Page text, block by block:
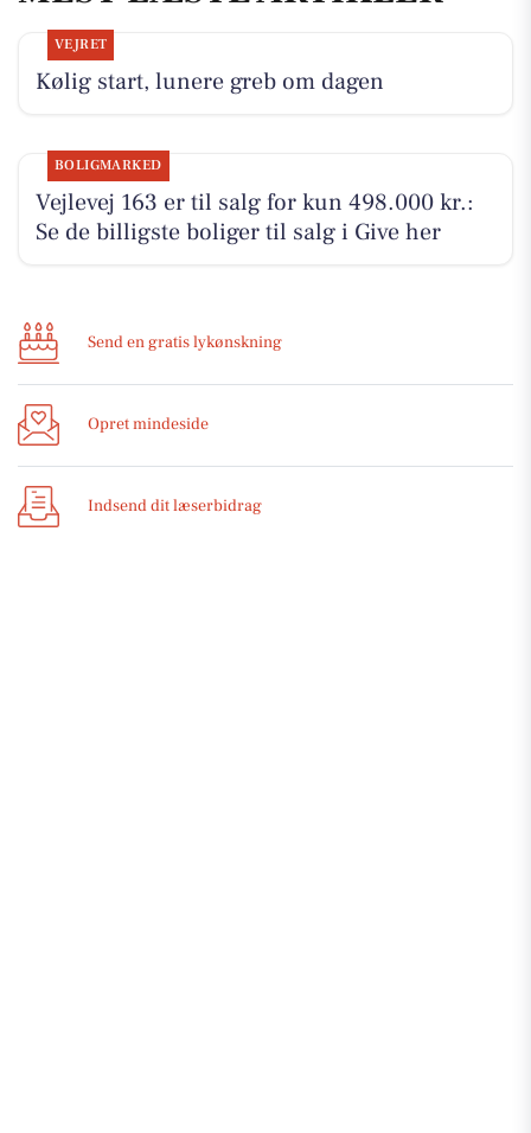
VEJRET
Kølig start, lunere greb om dagen
BOLIGMARKED
Vejlevej 163 er til salg for kun 498.000 kr.:
Se de billigste boliger til salg i Give her
Send en gratis lykønskning
Opret mindeside
Indsend dit læserbidrag